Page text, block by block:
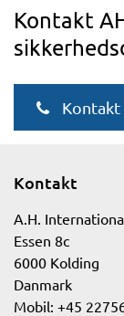
Kontakt
Kontakt
Kontakt
A.H.
Essen 8c
6000 Kolding
Danmark
Mobil: +45